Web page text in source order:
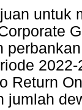
untuk
Return
jumlah